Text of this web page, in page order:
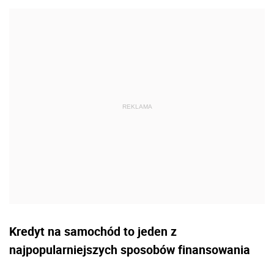
Kredyt na samochód to jeden z
najpopularniejszych sposobów finansowania